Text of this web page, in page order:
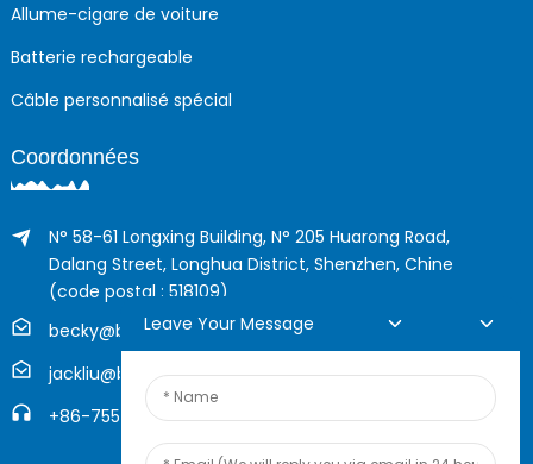
Allume-cigare de voiture
Batterie rechargeable
Câble personnalisé spécial
Coordonnées
N° 58-61 Longxing Building, N° 205 Huarong Road,
Dalang Street, Longhua District, Shenzhen, Chine
(code postal : 518109)
becky@boyingcable.com
jackliu@boyingcable.com
+86-755-21014277
Leave Your Message